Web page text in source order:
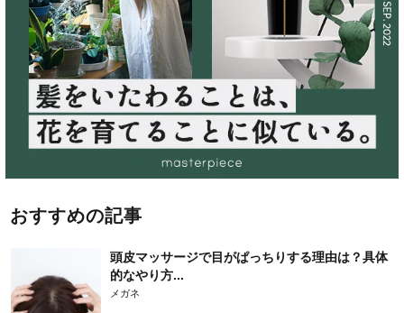
おすすめの記事
頭皮マッサージで目がぱっちりする理由は？具体
的なやり方...
メガネ